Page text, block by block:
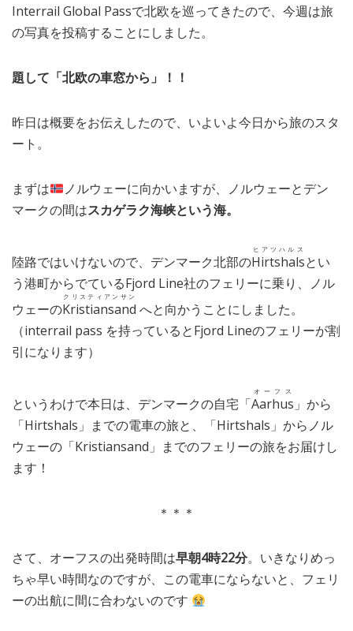
Interrail Global Passで北欧を巡ってきたので、今週は旅
の写真を投稿することにしました。
題して「北欧の車窓から」！！
昨日は概要をお伝えしたので、いよいよ今日から旅のスタ
ート。
まずは
ノルウェーに向かいますが、ノルウェーとデン
マークの間はスカゲラク海峡という海。
陸路ではいけないので、デンマーク北部のHirtshals
ヒアツハルス
とい
う港町からでているFjord Line社のフェリーに乗り、ノル
ウェーのKristiansand
クリスティアンサン
へと向かうことにしました。
（interrail pass を持っているとFjord Lineのフェリーが割
引になります）
というわけで本日は、デンマークの自宅「Aarhus
オーフス
」から
「Hirtshals」までの電車の旅と、「Hirtshals」からノル
ウェーの「Kristiansand」までのフェリーの旅をお届けし
ます！
＊＊＊
さて、オーフスの出発時間は早朝4時22分。いきなりめっ
ちゃ早い時間なのですが、この電車にならないと、フェリ
ーの出航に間に合わないのです